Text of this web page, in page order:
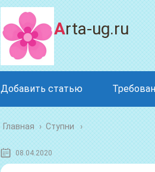
Arta-ug.ru
Добавить статью
Главная › Ступни
08.04.2020